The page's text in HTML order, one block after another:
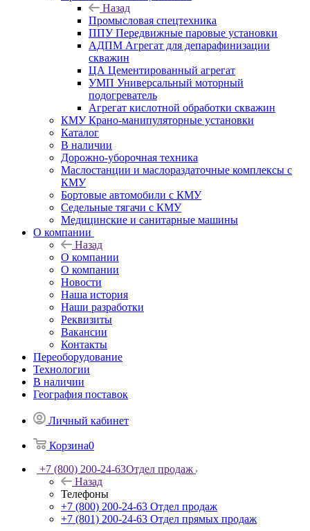
Назад
Промысловая спецтехника
ППУ Передвижные паровые установки
АДПМ Агрегат для депарафинизации
скважин
ЦА Цементированный агрегат
УМП Универсальный моторный
подогреватель
Агрегат кислотной обработки скважин
КМУ Крано-манипуляторные установки
Каталог
В наличии
Дорожно-уборочная техника
Маслостанции и маслораздаточные комплексы с
КМУ
Бортовые автомобили с КМУ
Седельные тягачи с КМУ
Медицинские и санитарные машины
О компании
Назад
О компании
О компании
Новости
Наша история
Наши разработки
Реквизиты
Вакансии
Контакты
Переоборудование
Технологии
В наличии
География поставок
Личный кабинет
Корзина0
+7 (800) 200-24-63Отдел продаж
Назад
Телефоны
+7 (800) 200-24-63 Отдел продаж
+7 (801) 200-24-63 Отдел прямых продаж